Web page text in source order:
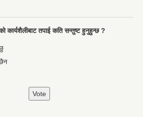
कार्यशैलीबाट तपाई कति सन्तुष्ट हुनुहुन्छ ?